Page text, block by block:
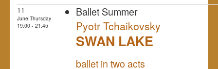
11
June|Thursday
19:00 - 21:45
Ballet Summer
Pyotr Tchaikovsky
SWAN LAKE
ballet in two acts